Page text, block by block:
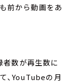
前から動画をあ
数が再生数に
、YouTubeの月